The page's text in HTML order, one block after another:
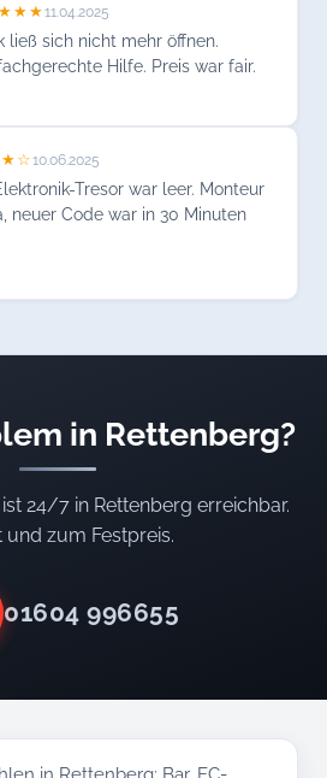
11.04.2025
ließ sich nicht mehr öffnen.
Hilfe. Preis war fair.
10.06.2025
Tresor war leer. Monteur
neuer Code war in 30 Minuten
in Rettenberg?
24/7 in Rettenberg erreichbar.
und zum Festpreis.
01604 996655